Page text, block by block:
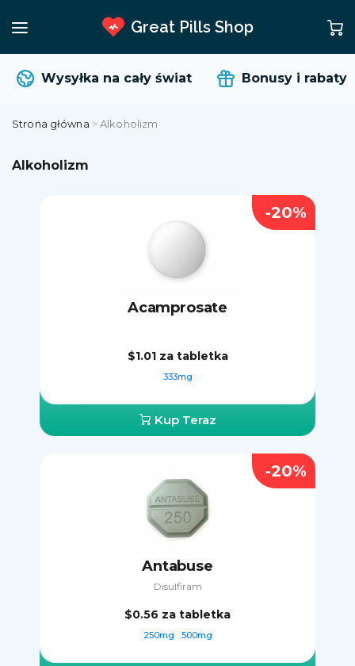
Great Pills Shop
Wysyłka na cały świat Bonusy i rabaty
Strona główna >Alkoholizm
Alkoholizm
Acamprosate
$1.01 za tabletka
333mg
Kup Teraz
-20%
Antabuse
Disulfiram
$0.56 za tabletka
250mg 500mg
-20%